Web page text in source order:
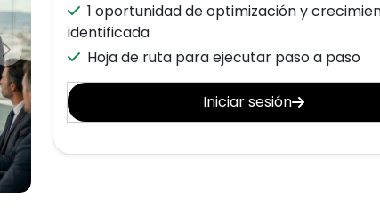
1 oportunidad de optimización y
identificada
Hoja de ruta para ejecutar paso a paso
Iniciar sesión